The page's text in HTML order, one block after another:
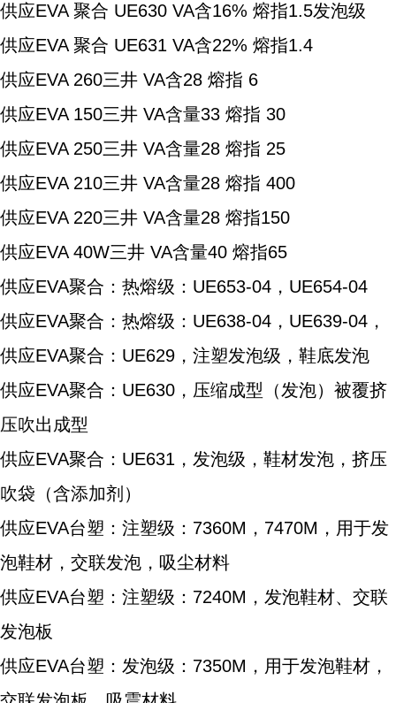
供应EVA 聚合 UE630 VA含16% 熔指1.5发泡级
供应EVA 聚合 UE631 VA含22% 熔指1.4
供应EVA 260三井 VA含28 熔指 6
供应EVA 150三井 VA含量33 熔指 30
供应EVA 250三井 VA含量28 熔指 25
供应EVA 210三井 VA含量28 熔指 400
供应EVA 220三井 VA含量28 熔指150
供应EVA 40W三井 VA含量40 熔指65
供应EVA聚合：热熔级：UE653-04，UE654-04
供应EVA聚合：热熔级：UE638-04，UE639-04，
供应EVA聚合：UE629，注塑发泡级，鞋底发泡
供应EVA聚合：UE630，压缩成型（发泡）被覆挤
压吹出成型
供应EVA聚合：UE631，发泡级，鞋材发泡，挤压
吹袋（含添加剂）
供应EVA台塑：注塑级：7360M，7470M，用于发
泡鞋材，交联发泡，吸尘材料
供应EVA台塑：注塑级：7240M，发泡鞋材、交联
发泡板
供应EVA台塑：发泡级：7350M，用于发泡鞋材，